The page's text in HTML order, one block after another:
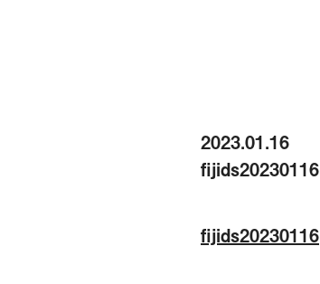
2023.01.16
fijids20230116
fijids20230116